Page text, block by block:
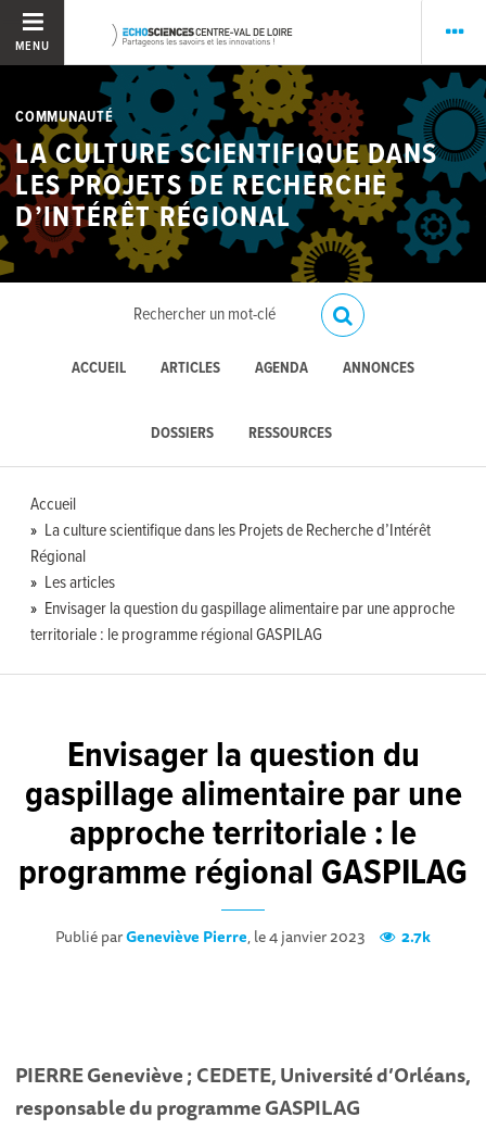
MENU
COMMUNAUTÉ
LA CULTURE SCIENTIFIQUE DANS
LES PROJETS DE RECHERCHE
D’INTÉRÊT RÉGIONAL
ACCUEIL ARTICLES AGENDA ANNONCES
DOSSIERS RESSOURCES
Accueil
La culture scientifique dans les Projets de Recherche d’Intérêt
Régional
Les articles
Envisager la question du gaspillage alimentaire par une approche
territoriale : le programme régional GASPILAG
Envisager la question du
gaspillage alimentaire par une
approche territoriale : le
programme régional GASPILAG
Publié parGeneviève Pierre, le 4 janvier 2023 2.7k
PIERRE Geneviève ; CEDETE, Université d’Orléans,
responsable du programme GASPILAG